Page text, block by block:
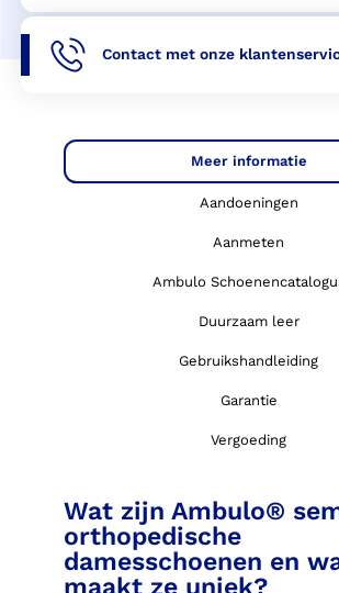
Contact met onze
Meer informatie
Aandoeningen
Aanmeten
Ambulo
Duurzaam leer
Gebruikshandleiding
Garantie
Vergoeding
Wat zijn Ambulo®
orthopedische
damesschoenen en
maakt ze uniek?